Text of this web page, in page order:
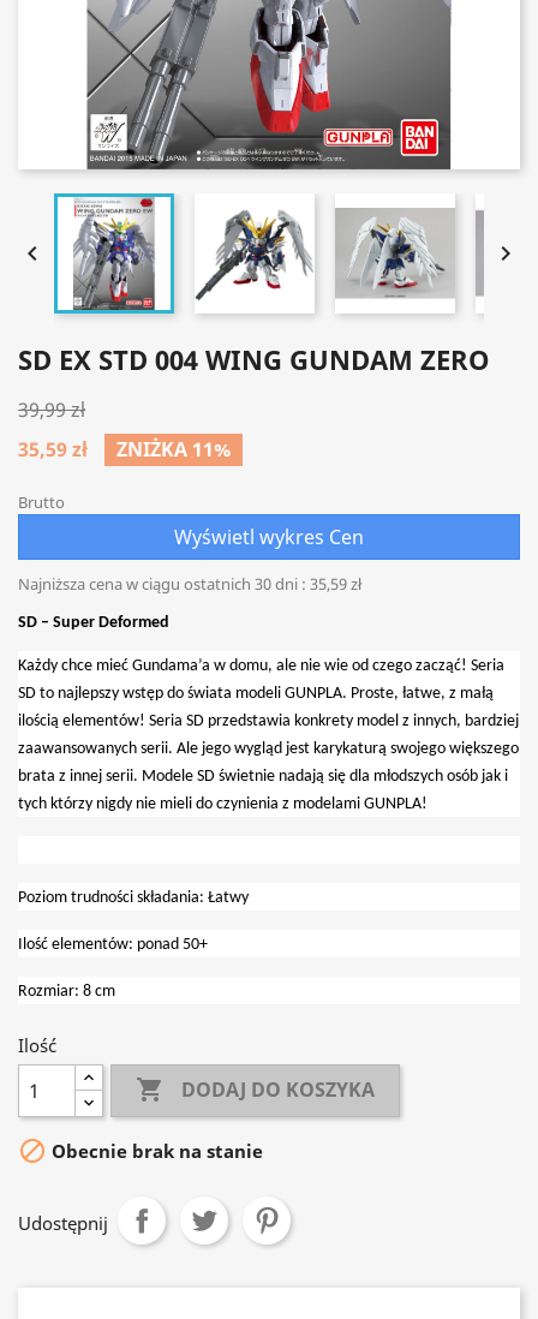
 
SD EX STD 004 WING GUNDAM ZERO
39,99 zł
35,59 zł
ZNIŻKA 11%
Brutto
Wyświetl wykres Cen
Najniższa cena w ciągu ostatnich 30 dni : 35,59 zł
SD – Super Deformed
Każdy chce mieć Gundama’a w domu, ale nie wie od czego zacząć! Seria
SD to najlepszy wstęp do świata modeli GUNPLA. Proste, łatwe, z małą
ilością elementów! Seria SD przedstawia konkrety model z innych, bardziej
zaawansowanych serii. Ale jego wygląd jest karykaturą swojego większego
brata z innej serii. Modele SD świetnie nadają się dla młodszych osób jak i
tych którzy nigdy nie mieli do czynienia z modelami GUNPLA!
Poziom trudności składania: Łatwy
Ilość elementów: ponad 50+
Rozmiar: 8 cm
Ilość
 DODAJ DO KOSZYKA
 Obecnie brak na stanie
Udostępnij